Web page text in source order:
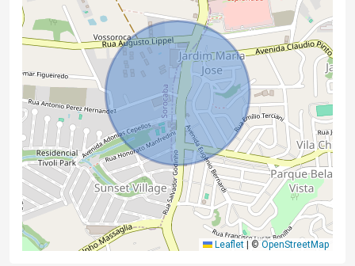
Leaflet © OpenStreetMap